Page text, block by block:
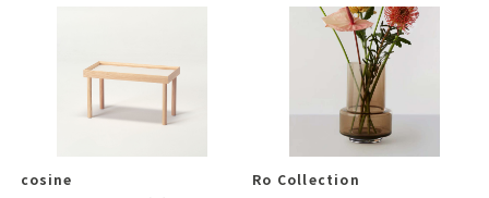
cosine Ro Collection